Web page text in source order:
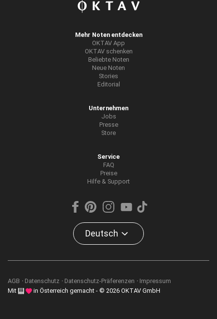
Mehr Noten entdecken
OKTAV App
OKTAV schenken
Beliebte Noten
Neue Noten
Stories
Editorial
Unternehmen
Jobs
Presse
Store
Service
FAQ
Preise
Hilfe & Support
Deutsch
AGB Datenschutz Datenschutz-Präferenzen
Impressum
Mit
in Österreich gemacht - © 2026 OKTAV GmbH